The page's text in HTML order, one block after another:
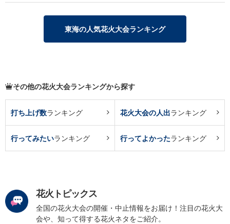
東海の人気花火大会ランキング
その他の花火大会ランキングから探す
打ち上げ数ランキング 花火大会の人出ランキング
行ってみたいランキング 行ってよかったランキング
花火トピックス
全国の花火大会の開催・中止情報をお届け！注目の花火大
会や、知って得する花火ネタをご紹介。